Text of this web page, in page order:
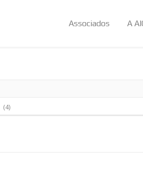
Associados A
(4)